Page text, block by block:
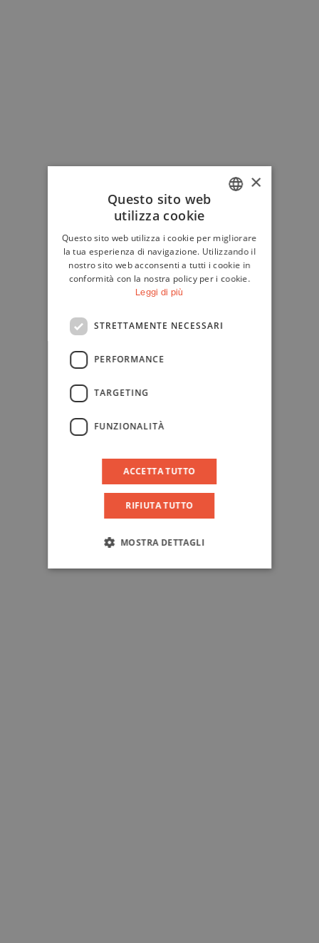
ENGLISH
×
Questo sito web
utilizza cookie
Questo sito web utilizza i cookie per migliorare
la tua esperienza di navigazione. Utilizzando il
nostro sito web acconsenti a tutti i cookie in
conformità con la nostra policy per i cookie.
Leggi di più
STRETTAMENTE NECESSARI
PERFORMANCE
TARGETING
FUNZIONALITÀ
ACCETTA TUTTO
RIFIUTA TUTTO
MOSTRA DETTAGLI